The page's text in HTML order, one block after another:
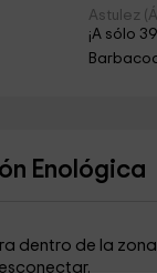
Astulez
¡A sólo
Enológica
dentro de la